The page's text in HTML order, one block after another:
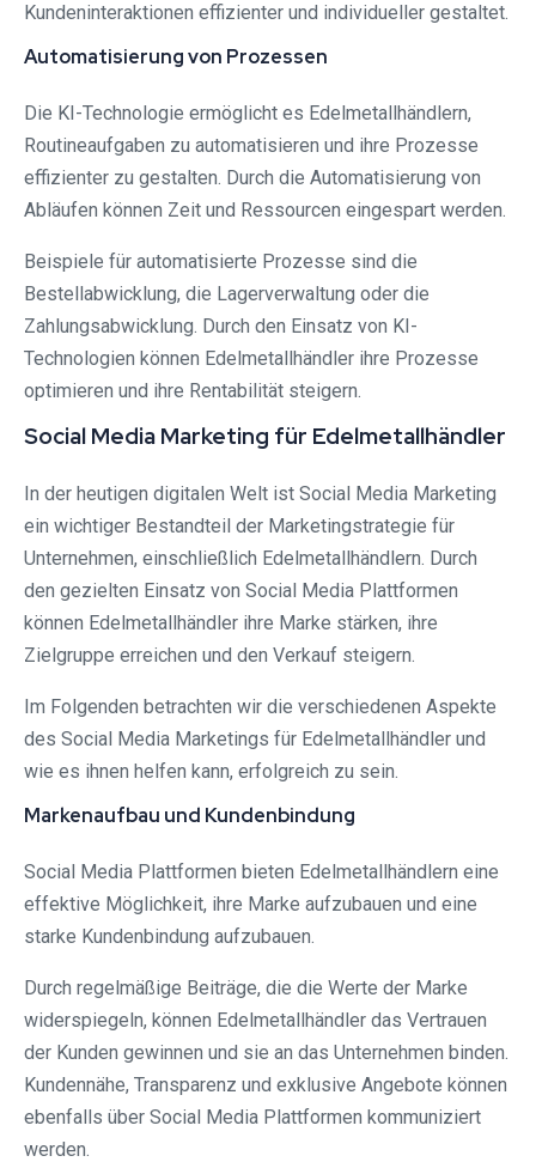
Kundeninteraktionen effizienter und individueller gestaltet.
Automatisierung von Prozessen
Die KI-Technologie ermöglicht es Edelmetallhändlern,
Routineaufgaben zu automatisieren und ihre Prozesse
effizienter zu gestalten. Durch die Automatisierung von
Abläufen können Zeit und Ressourcen eingespart werden.
Beispiele für automatisierte Prozesse sind die
Bestellabwicklung, die Lagerverwaltung oder die
Zahlungsabwicklung. Durch den Einsatz von KI-
Technologien können Edelmetallhändler ihre Prozesse
optimieren und ihre Rentabilität steigern.
Social Media Marketing für Edelmetallhändler
In der heutigen digitalen Welt ist Social Media Marketing
ein wichtiger Bestandteil der Marketingstrategie für
Unternehmen, einschließlich Edelmetallhändlern. Durch
den gezielten Einsatz von Social Media Plattformen
können Edelmetallhändler ihre Marke stärken, ihre
Zielgruppe erreichen und den Verkauf steigern.
Im Folgenden betrachten wir die verschiedenen Aspekte
des Social Media Marketings für Edelmetallhändler und
wie es ihnen helfen kann, erfolgreich zu sein.
Markenaufbau und Kundenbindung
Social Media Plattformen bieten Edelmetallhändlern eine
effektive Möglichkeit, ihre Marke aufzubauen und eine
starke Kundenbindung aufzubauen.
Durch regelmäßige Beiträge, die die Werte der Marke
widerspiegeln, können Edelmetallhändler das Vertrauen
der Kunden gewinnen und sie an das Unternehmen binden.
Kundennähe, Transparenz und exklusive Angebote können
ebenfalls über Social Media Plattformen kommuniziert
werden.